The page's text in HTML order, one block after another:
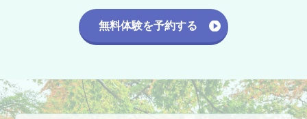
無料体験を予約する